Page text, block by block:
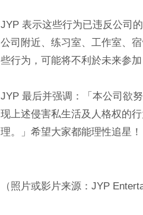
JYP 表示这些行为已违反公司
公司附近、练习室、工作室、
些行为，可能将不利於未来参加
JYP 最后并强调：「本公司欲
现上述侵害私生活及人格权的
理。」希望大家都能理性追星！
（照片或影片来源：JYP